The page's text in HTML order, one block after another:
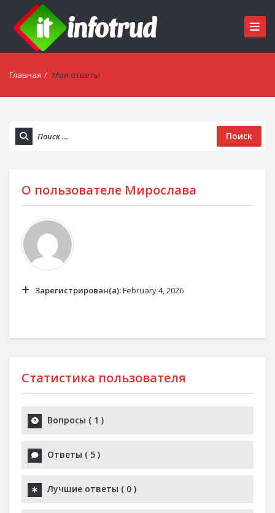
Главная / Мои ответы
Поиск
О пользователе Мирослава
Зарегистрирован(а):February 4, 2026
Статистика пользователя
Вопросы ( 1 )
Ответы ( 5 )
Лучшие ответы ( 0 )